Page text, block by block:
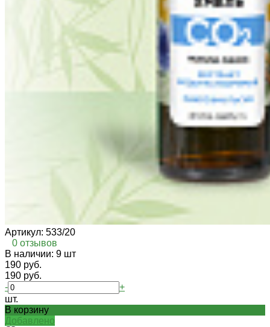
Артикул: 533/20
0 отзывов
В наличии: 9 шт
190 руб.
190 руб.
-
+
шт.
В корзину
Добавлено